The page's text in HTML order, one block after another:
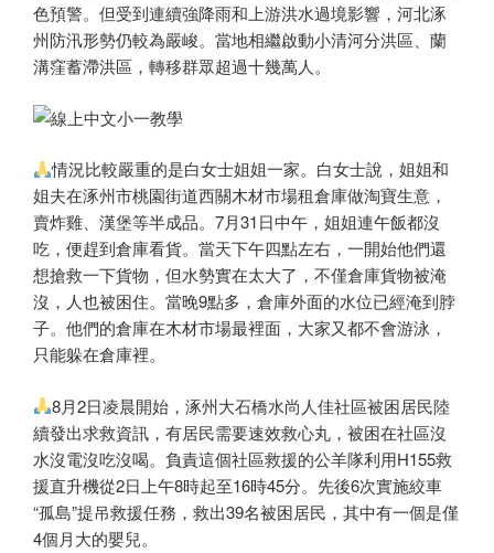
色預警。但受到連續強降雨和上游洪水過境影響，河北涿
州防汛形勢仍較為嚴峻。當地相繼啟動小清河分洪區、蘭
溝窪蓄滯洪區，轉移群眾超過十幾萬人。
情況比較嚴重的是白女士姐姐一家。白女士說，姐姐和
姐夫在涿州市桃園街道西關木材市場租倉庫做淘寶生意，
賣炸雞、漢堡等半成品。7月31日中午，姐姐連午飯都沒
吃，便趕到倉庫看貨。當天下午四點左右，一開始他們還
想搶救一下貨物，但水勢實在太大了，不僅倉庫貨物被淹
沒，人也被困住。當晚9點多，倉庫外面的水位已經淹到脖
子。他們的倉庫在木材市場最裡面，大家又都不會游泳，
只能躲在倉庫裡。
8月2日凌晨開始，涿州大石橋水尚人佳社區被困居民陸
續發出求救資訊，有居民需要速效救心丸，被困在社區沒
水沒電沒吃沒喝。負責這個社區救援的公羊隊利用H155救
援直升機從2日上午8時起至16時45分。先後6次實施絞車
“孤島”提吊救援任務，救出39名被困居民，其中有一個是僅
4個月大的嬰兒。